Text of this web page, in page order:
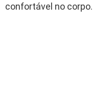
confortável no corpo.